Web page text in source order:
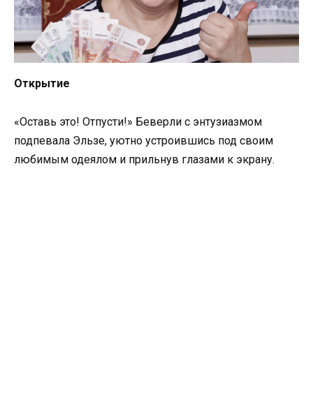
Открытие
«Оставь это! Отпусти!» Беверли с энтузиазмом
подпевала Эльзе, уютно устроившись под своим
любимым одеялом и прильнув глазами к экрану.